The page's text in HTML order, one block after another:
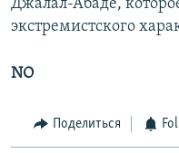
Джалал-Абаде,
экстремистского
NO
Поделиться